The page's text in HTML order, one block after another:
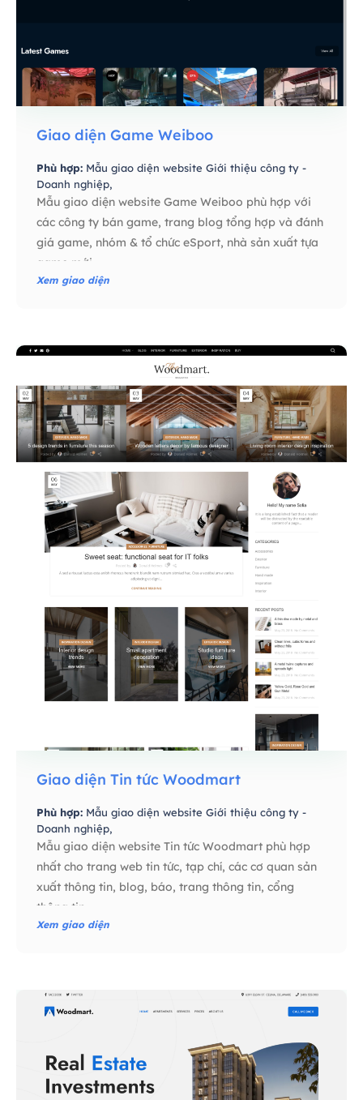
Giao diện Game Weiboo
Phù hợp: Mẫu giao diện website Giới thiệu công ty -
Doanh nghiệp,
Mẫu giao diện website Game Weiboo phù hợp với
các công ty bán game, trang blog tổng hợp và đánh
giá game, nhóm & tổ chức eSport, nhà sản xuất tựa
game mới…
Xem giao diện
Giao diện Tin tức Woodmart
Phù hợp: Mẫu giao diện website Giới thiệu công ty -
Doanh nghiệp,
Mẫu giao diện website Tin tức Woodmart phù hợp
nhất cho trang web tin tức, tạp chí, các cơ quan sản
xuất thông tin, blog, báo, trang thông tin, cổng
thông tin
Xem giao diện